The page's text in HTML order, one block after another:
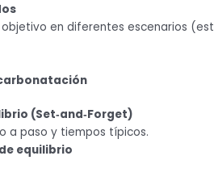
objetivo en diferentes escenarios
(Set‑and‑Forget)
a paso y tiempos típicos.
equilibrio